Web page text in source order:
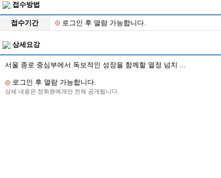
접수방법
접수기간 로그인 후 열람 가능합니다.
상세요강
서울 종로 중심부에서 독보적인 성장을 함께할 열정 넘치 ...
로그인 후 열람 가능합니다.
상세 내용은 정회원에게만 전체 공개됩니다.